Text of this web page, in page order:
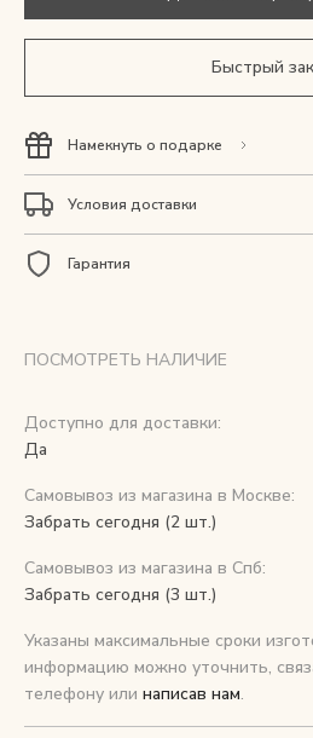
Кошельки
Ювелирные украшения
Одежда
Подарочная карта
Снимаем с производства
Косметика для ухода
О нас
Контакты
Мы в соцсетях:
+ 7 (812) 748-24-46
Быстрый
Намекнуть о подарке
Условия доставки
Гарантия
ПОСМОТРЕТЬ НАЛИЧИЕ
Доступно для доставки:
Да
Самовывоз из магазина в Москве:
Забрать сегодня (2 шт.)
Самовывоз из магазина в Спб:
Забрать сегодня (3 шт.)
Указаны максимальные сроки
информацию можно уточнить,
телефону или написав нам.